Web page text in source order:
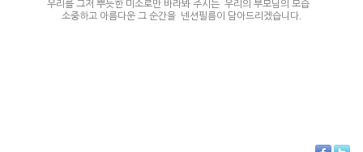
우리를 그저 뿌듯한 미소로만 바라봐 주시는 우리의 부모님의 모습 ​
소중하고 아름다운 그 순간을 넨션필름이 담아드리겠습니다.